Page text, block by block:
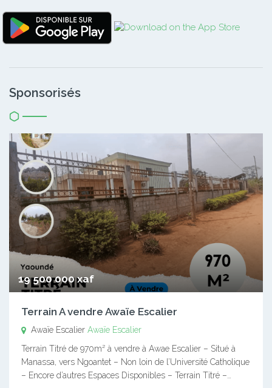
Sponsorisés
19 500 000 xaf
Terrain A vendre Awaïe Escalier
Awaïe Escalier Awaïe Escalier
Terrain Titré de 970m² à vendre à Awae Escalier – Situé à
Manassa, vers Ngoantet – Non loin de l’Université Catholique
– Encore d’autres Espaces Disponibles – Terrain Titré –…